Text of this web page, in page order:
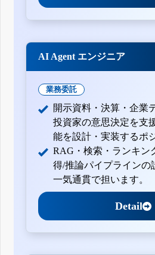
AI Agent エンジニア
業務委託
開示資料・決算・企業
投資家の意思決定を支
能を設計・実装するポ
RAG・検索・ランキン
得/推論パイプラインの
一気通貫で担います。
Detail